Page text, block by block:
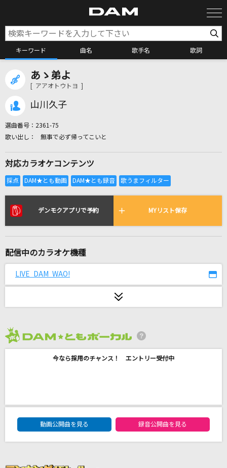
キーワード 曲名 歌手名 歌詞
全国りれき
リアルタイムで歌われている曲の一覧
シルエット
[生音]楓
[生音]水平線
あゝ弟よ
[ アアオトウトヨ ]
山川久子
選曲番号： 2361-75
無事で必ず帰ってこいと
対応カラオケコンテンツ
デンモクアプリで予約 MYリスト保存
配信中のカラオケ機種
LIVE DAM WAO!
今なら採用のチャンス！ エントリー受付中
DAM★ともボーカルエントリーランキング
動画公開曲を見る
録音公開曲を見る